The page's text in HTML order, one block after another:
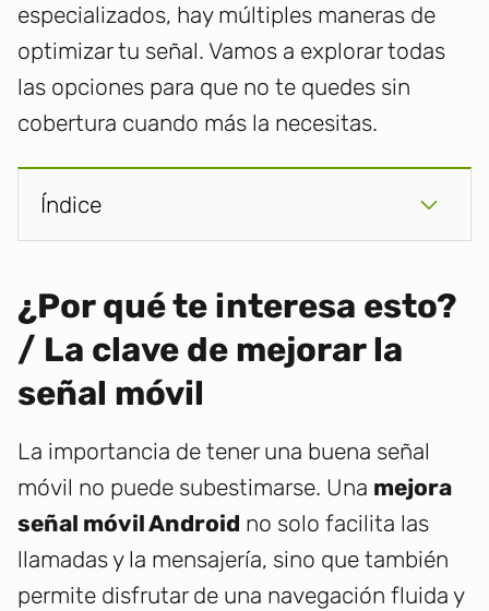
especializados, hay múltiples maneras de
optimizar tu señal. Vamos a explorar todas
las opciones para que no te quedes sin
cobertura cuando más la necesitas.
Índice
¿Por qué te interesa esto?
/ La clave de mejorar la
señal móvil
La importancia de tener una buena señal
móvil no puede subestimarse. Una mejora
señal móvil Android no solo facilita las
llamadas y la mensajería, sino que también
permite disfrutar de una navegación fluida y